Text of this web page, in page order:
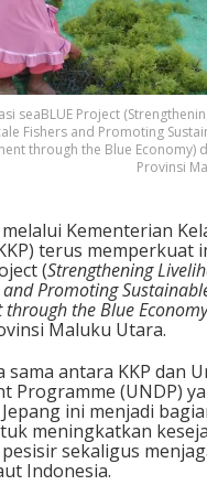
seaBLUE Project
Fishers and Promoting
through the Blue Economy)
Provinsi
Kementerian
terus memperkuat
(Strengthening
and Promoting
through the Blue Economy
Maluku Utara.
sama antara KKP dan
Programme (UNDP)
ini menjadi
meningkatkan
sekaligus
Indonesia.